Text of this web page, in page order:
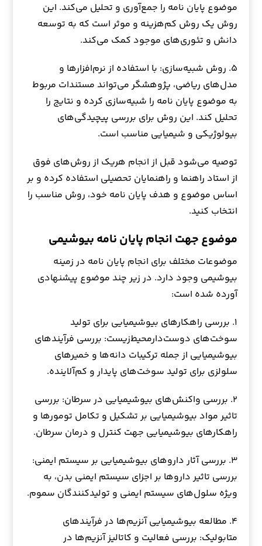
موضوع پایان نامه را جمع‌آوری و تحلیل می‌کند. این
روش یک روش کم‌هزینه و موثر است که به توسعه
دانش و تئوری‌های موجود کمک می‌کند.
۵. روش شبیه‌سازی: با استفاده از نرم‌افزارها و
مدل‌های ریاضی، پژوهشگر می‌تواند مستندات مربوط
به موضوع پایان نامه را شبیه‌سازی کرده و نتایج را
تحلیل کند. این روش برای بررسی پیچیدگی‌های
بیولوژیکی و شیمیایی مناسب است.
توصیه می‌شود قبل از انجام هریک از روش‌های فوق
از استاد راهنما و راهنمایان تحصیلی استفاده کرده و بر
اساس موضوع و هدف پایان نامه خود، روش مناسب را
انتخاب کنید.
موضوع جهت انجام پایان نامه بیوشیمی
موضوعات مختلف برای انجام پایان نامه در زمینه
بیوشیمی وجود دارد. در زیر چند موضوع پیشنهادی
آورده شده است:
۱. بررسی راهکارهای بیوشیمیایی برای تولید
سوخت‌های‌ دوست‌دار‌محیط‌زیست: بررسی فرآیندهای
بیوشیمیایی از جمله ترکیبات دانه‌ها و خمیرهای
سلولزی برای تولید سوخت‌های پایدار و کم‌آلاینده.
۲. بررسی واکنش‌های بیوشیمیایی در سرطان: بررسی
تاثیر مواد بیوشیمیایی بر تشکیل و تکامل تومورها و
راهکارهای بیوشیمیایی جهت کنترل و درمان سرطان.
۳. بررسی آثار داروهای بیوشیمیایی بر سیستم ایمنی:
بررسی تاثیر داروها بر اجزای سیستم ایمنی بدن، به
ویژه سلول‌های سیستم ایمنی و تولیدکنندگان سموم.
۴. مطالعه بیوشیمیایی آنزیم‌ها در فرآیندهای
متابولیک: بررسی فعالیت و کاتالیز آنزیم‌ها در